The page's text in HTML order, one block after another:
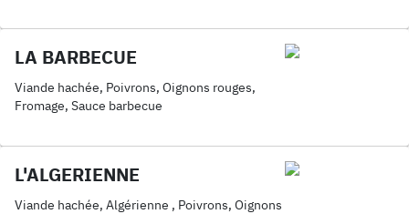
LA BARBECUE
Viande hachée, Poivrons, Oignons rouges,
Fromage, Sauce barbecue
L'ALGERIENNE
Viande hachée, Algérienne , Poivrons, Oignons